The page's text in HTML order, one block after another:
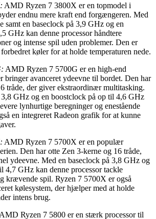
AMD Ryzen 7 3800X er en topmodel i
endnu mere kraft end forgængeren. Med
samt en baseclock på 3,9 GHz og en
GHz kan denne processor håndtere
og intense spil uden problemer. Den er
køler for at holde temperaturen nede.
AMD Ryzen 7 5700G er en high-end
bringer avanceret ydeevne til bordet. Den har
tråde, der giver ekstraordinær multitasking.
GHz og en boostclock på op til 4,6 GHz
lynhurtige beregninger og enestående
en integreret Radeon grafik for at kunne
AMD Ryzen 7 5700X er en populær
Den har otte Zen 3-kerne og 16 tråde,
ydeevne. Med en baseclock på 3,8 GHz og
4,7 GHz kan denne processor tackle
krævende spil. Ryzen 7 5700X er også
kølesystem, der hjælper med at holde
intens brug.
AMD Ryzen 7 5800 er en stærk processor til